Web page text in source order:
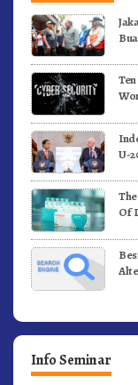
U-
Of
Info Seminar